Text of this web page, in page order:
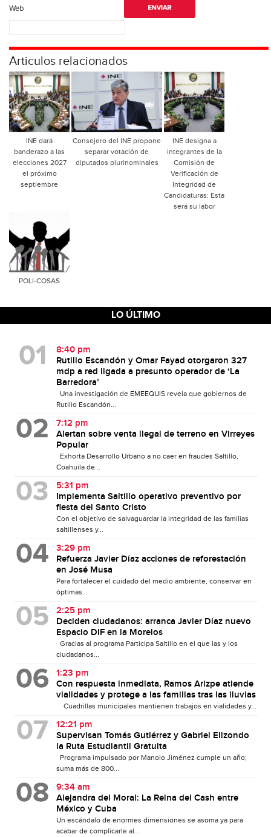
Web
Articulos relacionados
INE dará
banderazo a las
elecciones 2027
el próximo
septiembre
Consejero del INE propone
separar votación de
diputados plurinominales
INE designa a
integrantes de la
Comisión de
Verificación de
Integridad de
Candidaturas: Esta
será su labor
POLI-COSAS
LO ÚLTIMO
8:40 pm
Rutilio Escandón y Omar Fayad otorgaron 327
mdp a red ligada a presunto operador de ‘La
Barredora’
Una investigación de EMEEQUIS revela que gobiernos de
Rutilio Escandón...
7:12 pm
Alertan sobre venta ilegal de terreno en Virreyes
Popular
Exhorta Desarrollo Urbano a no caer en fraudes Saltillo,
Coahuila de...
5:31 pm
Implementa Saltillo operativo preventivo por
fiesta del Santo Cristo
Con el objetivo de salvaguardar la integridad de las familias
saltillenses y...
3:29 pm
Refuerza Javier Díaz acciones de reforestación
en José Musa
Para fortalecer el cuidado del medio ambiente, conservar en
óptimas...
2:25 pm
Deciden ciudadanos: arranca Javier Díaz nuevo
Espacio DIF en la Morelos
Gracias al programa Participa Saltillo en el que las y los
ciudadanos...
1:23 pm
Con respuesta inmediata, Ramos Arizpe atiende
vialidades y protege a las familias tras las lluvias
Cuadrillas municipales mantienen trabajos en vialidades y...
12:21 pm
Supervisan Tomás Gutiérrez y Gabriel Elizondo
la Ruta Estudiantil Gratuita
Programa impulsado por Manolo Jiménez cumple un año;
suma más de 800...
9:34 am
Alejandra del Moral: La Reina del Cash entre
México y Cuba
Un escándalo de enormes dimensiones se asoma ya para
acabar de complicarle al...